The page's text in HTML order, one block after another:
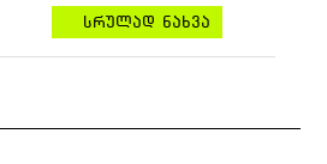
სრულად ნახვა